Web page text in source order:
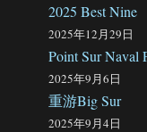
2025 Best Nine
2025年12月29日
Point Sur Naval
2025年9月6日
重游Big Sur
2025年9月4日